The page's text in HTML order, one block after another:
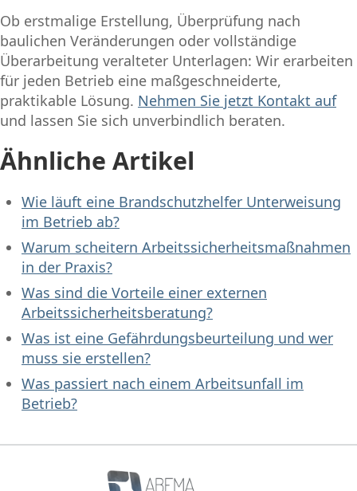
Ob erstmalige Erstellung, Überprüfung nach
baulichen Veränderungen oder vollständige
Überarbeitung veralteter Unterlagen: Wir erarbeiten
für jeden Betrieb eine maßgeschneiderte,
praktikable Lösung. Nehmen Sie jetzt Kontakt auf
und lassen Sie sich unverbindlich beraten.
Ähnliche Artikel
Wie läuft eine Brandschutzhelfer Unterweisung
im Betrieb ab?
Warum scheitern Arbeitssicherheitsmaßnahmen
in der Praxis?
Was sind die Vorteile einer externen
Arbeitssicherheitsberatung?
Was ist eine Gefährdungsbeurteilung und wer
muss sie erstellen?
Was passiert nach einem Arbeitsunfall im
Betrieb?